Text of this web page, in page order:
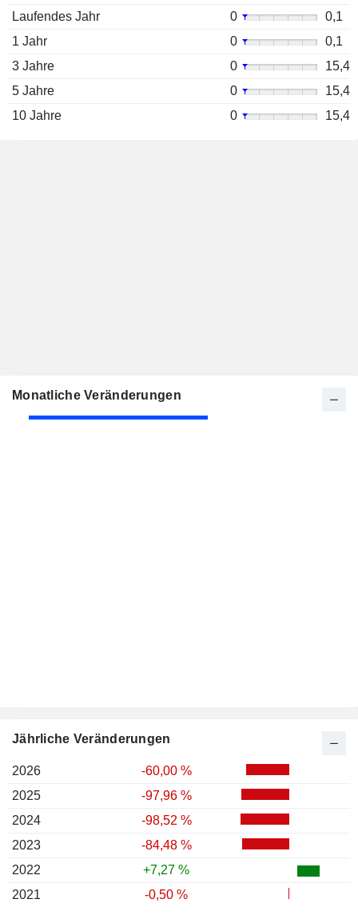
Laufendes Jahr
0
0,1
1 Jahr
0
0,1
3 Jahre
0
15,4
5 Jahre
0
15,4
10 Jahre
0 15,4
Monatliche Veränderungen
Jährliche Veränderungen
2026
-60,00 %
2025
-97,96 %
2024
-98,52 %
2023
-84,48 %
2022
+7,27 %
2021
-0,50 %